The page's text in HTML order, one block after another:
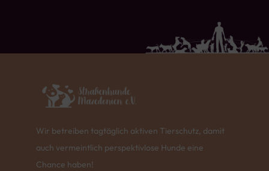
Wir betreiben tagtäglich aktiven Tierschutz, damit
auch vermeintlich perspektivlose Hunde eine
Chance haben!